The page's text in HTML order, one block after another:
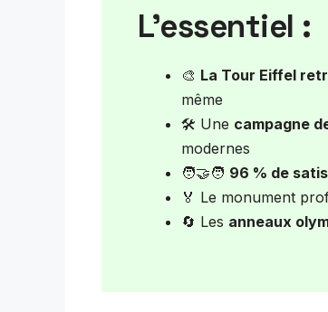
L’essentiel :
🎨 La Tour Eiffel
même
🛠️ Une campagne
modernes
🧑‍🤝‍🧑 96 % de
🏅 Le monument
🔄 Les anneaux